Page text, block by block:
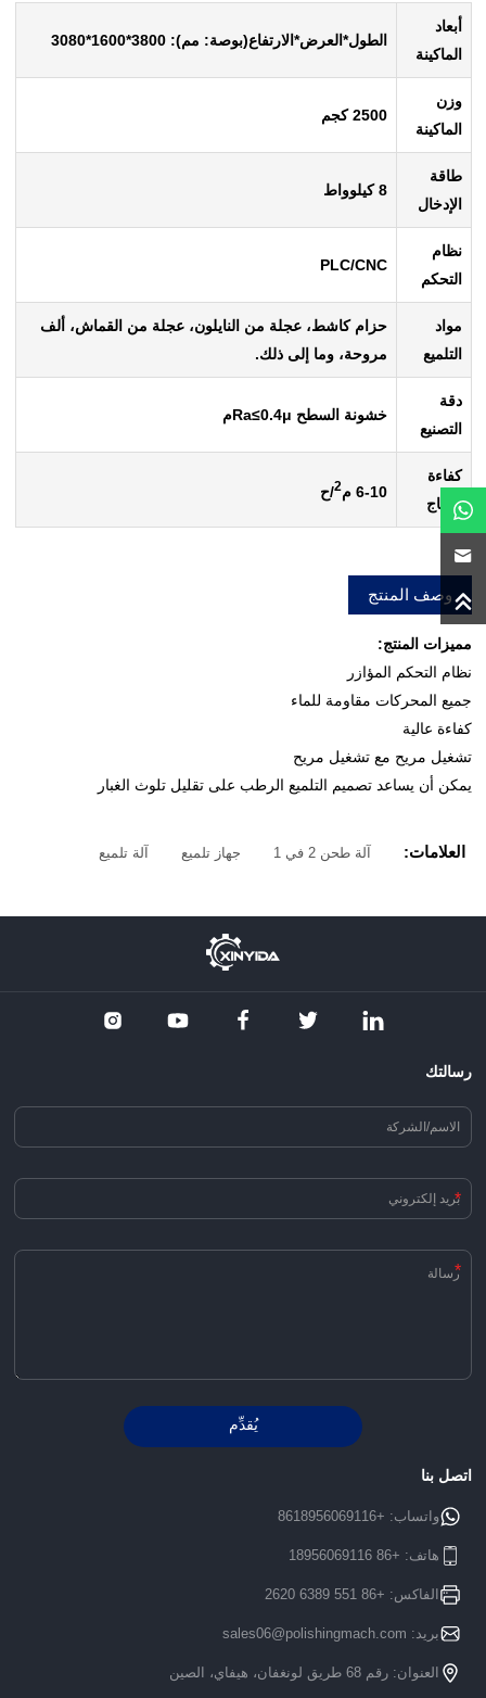
أبعاد
الماكينة
الطول*العرض*الارتفاع(بوصة: مم): 3800*1600*3080
وزن
الماكينة
2500 كجم
طاقة
الإدخال
8 كيلوواط
نظام
التحكم
PLC/CNC
مواد
التلميع
حزام كاشط، عجلة من النايلون، عجلة من القماش، ألف
مروحة، وما إلى ذلك.
دقة
التصنيع
خشونة السطح Ra ≤0.4μ م
كفاءة
الإنتاج
6-10 م 2/ح
وصف المنتج
مميزات المنتج:
نظام التحكم المؤازر
جميع المحركات مقاومة للماء
كفاءة عالية
تشغيل مريح مع تشغيل مريح
يمكن أن يساعد تصميم التلميع الرطب على تقليل تلوث الغبار
العلامات: آلة طحن 2 في 1 جهاز تلميع آلة تلميع
رسالتك
*
*
يُقدِّم
اتصل بنا
واتساب: +8618956069116
هاتف: +86 18956069116
الفاكس: +86 551 6389 2620
بريد: sales06@polishingmach.com
العنوان: رقم 68 طريق لونغفان، هيفاي، الصين